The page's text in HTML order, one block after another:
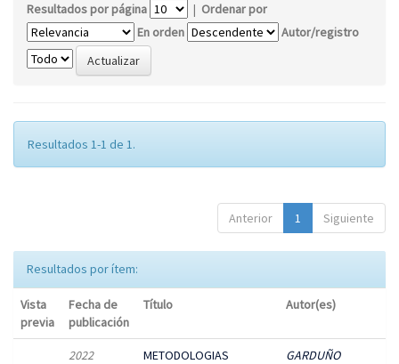
Resultados por página | Ordenar por
En orden
Autor/registro
Resultados 1-1 de 1.
Anterior 1 Siguiente
Resultados por ítem:
Vista
previa
Fecha de
publicación
Título Autor(es)
2022
METODOLOGIAS
GARDUÑO